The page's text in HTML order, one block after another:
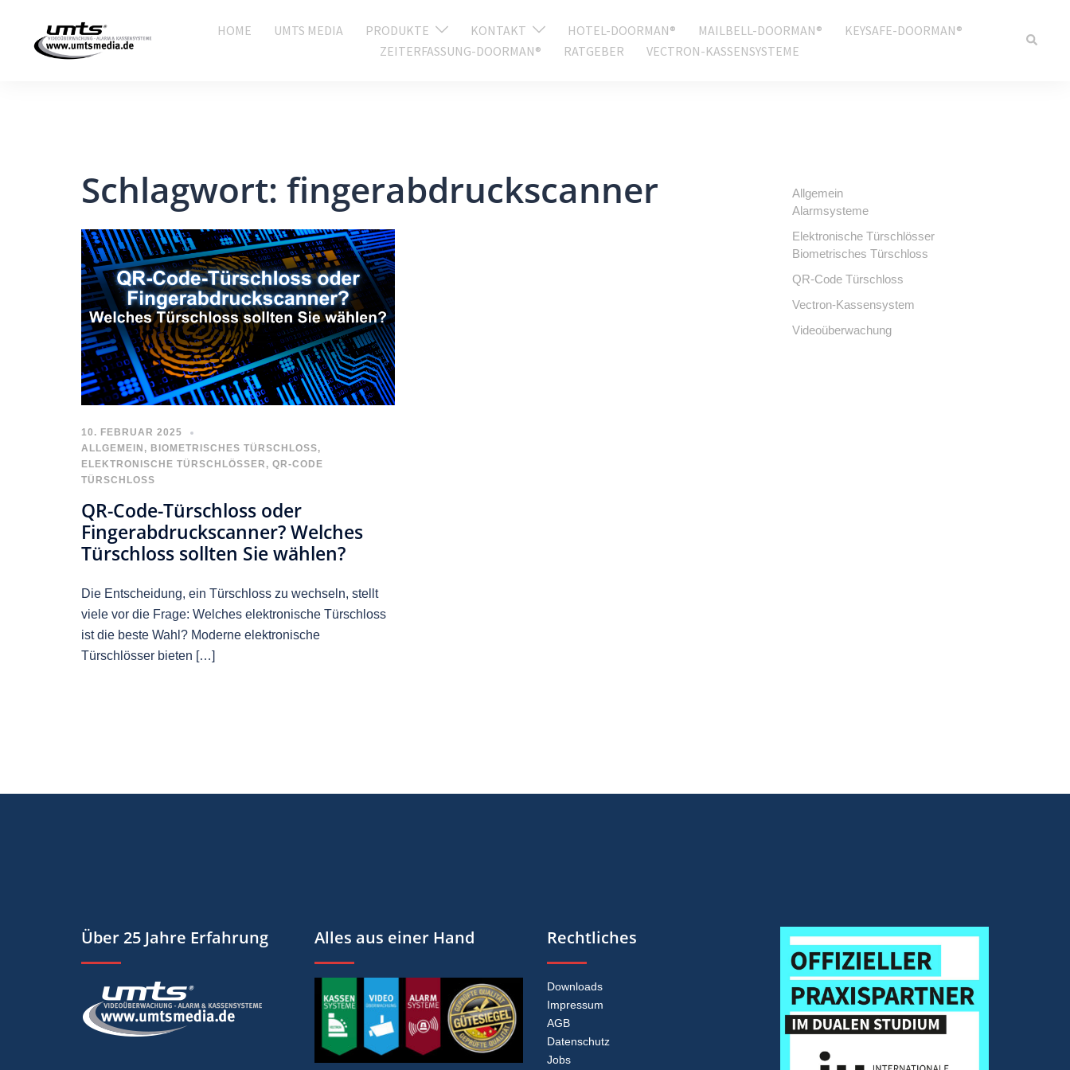
HOME UMTS MEDIA PRODUKTE KONTAKT HOTEL-DOORMAN® MAILBELL-DOORMAN®
KEYSAFE-DOORMAN®
ZEITERFASSUNG-DOORMAN®
RATGEBER VECTRON-KASSENSYSTEME
Schlagwort: fingerabdruckscanner
10. FEBRUAR 2025
ALLGEMEIN , BIOMETRISCHES TÜRSCHLOSS,
ELEKTRONISCHE TÜRSCHLÖSSER , QR-CODE
TÜRSCHLOSS
QR-Code-Türschloss oder
Fingerabdruckscanner? Welches
Türschloss sollten Sie wählen?
Die Entscheidung, ein Türschloss zu wechseln, stellt
viele vor die Frage: Welches elektronische Türschloss
ist die beste Wahl? Moderne elektronische
Türschlösser bieten […]
Allgemein
Alarmsysteme
Elektronische Türschlösser
Biometrisches Türschloss
QR-Code Türschloss
Vectron-Kassensystem
Videoüberwachung
Über 25 Jahre Erfahrung Alles aus einer Hand Rechtliches
Downloads
Impressum
AGB
Datenschutz
Jobs